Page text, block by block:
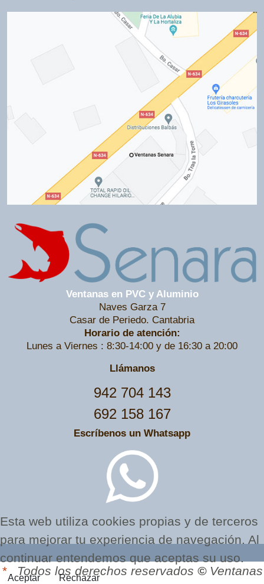
Ventanas en PVC y Aluminio
Naves Garza 7
Casar de Periedo. Cantabria
Horario de atención:
Lunes a Viernes : 8:30-14:00 y de 16:30 a 20:00
Llámanos
942 704 143
692 158 167
Escríbenos un Whatsapp
*. Todos los derechos reservados ©Ventanas
Esta web utiliza cookies propias y de terceros
para mejorar tu experiencia de navegación. Al
continuar entendemos que aceptas su uso.
Aceptar Rechazar